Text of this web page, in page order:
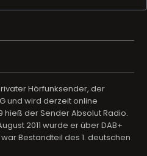
Hörfunksender, der
und wird derzeit online
hieß der Sender Absolut Radio.
2011 wurde er über DAB+
Bestandteil des 1. deutschen